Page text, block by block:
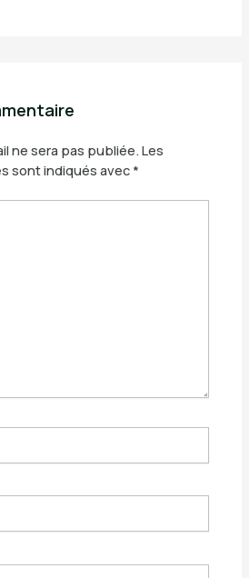
ne sera pas publiée. Les
sont indiqués avec *